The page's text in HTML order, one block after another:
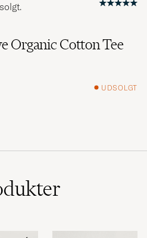
Organic Cotton Tee
UDSOLGT